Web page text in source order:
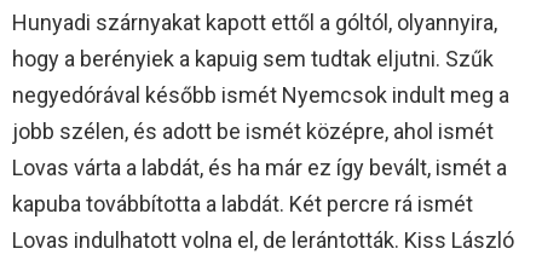
Hunyadi szárnyakat kapott ettől a góltól, olyannyira,
hogy a berényiek a kapuig sem tudtak eljutni. Szűk
negyedórával később ismét Nyemcsok indult meg a
jobb szélen, és adott be ismét középre, ahol ismét
Lovas várta a labdát, és ha már ez így bevált, ismét a
kapuba továbbította a labdát. Két percre rá ismét
Lovas indulhatott volna el, de lerántották. Kiss László